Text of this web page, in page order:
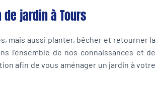
jardin à Tours
mais aussi planter, bêcher et retourner la
l’ensemble de nos connaissances et de
afin de vous aménager un jardin à votre